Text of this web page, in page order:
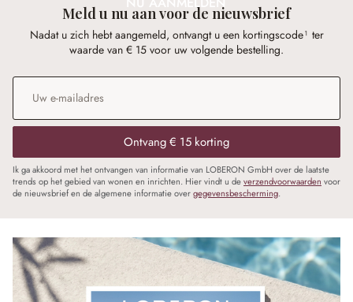
Meld u nu aan voor de nieuwsbrief
Nadat u zich hebt aangemeld, ontvangt u een kortingscode¹ ter
waarde van € 15 voor uw volgende bestelling.
E-mailadres
Ontvang € 15 korting
Ik ga akkoord met het ontvangen van informatie van LOBERON GmbH over de laatste
trends op het gebied van wonen en inrichten. Hier vindt u deverzendvoorwaarden voor
de nieuwsbrief en de algemene informatie overgegevensbescherming.